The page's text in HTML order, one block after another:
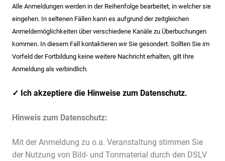
Alle Anmeldungen werden in der Reihenfolge bearbeitet, in welcher sie
eingehen. In seltenen Fällen kann es aufgrund der zeitgleichen
Anmeldemöglichkeiten über verschiedene Kanäle zu Überbuchungen
kommen. In diesem Fall kontaktieren wir Sie gesondert. Sollten Sie im
Vorfeld der Fortbildung keine weitere Nachricht erhalten, gilt Ihre
Anmeldung als verbindlich.
✓ Ich akzeptiere die Hinweise zum Datenschutz.
Hinweis zum Datenschutz:
Mit der Anmeldung zu o.a. Veranstaltung stimmen Sie
der Nutzung von Bild- und Tonmaterial durch den DSLV